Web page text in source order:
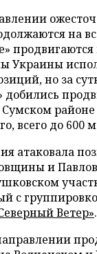
на
продвигаются
Украины
но за
добились
районе
всего до 600
атаковала
и
с
Ветер».